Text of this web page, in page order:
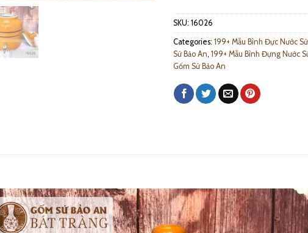
SKU: 16026
Categories: 199+ Mẫu Bình Đực Nước
Sứ Bảo An, 199+ Mẫu Bình Đựng Nước
Gốm Sứ Bảo An